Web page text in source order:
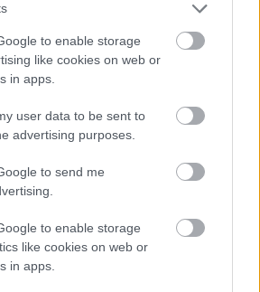
to enable storage
like cookies on web or
in apps.
user data to be sent to
advertising purposes.
to send me
to enable storage
like cookies on web or
in apps.
menne? Mert én azért nyár
szívesen látnám, amennyiben a
távoznak...
a gól is... Csak így tovább fiúk...
népek szórakoztatásához :D...
hokis az öreg Borsodból